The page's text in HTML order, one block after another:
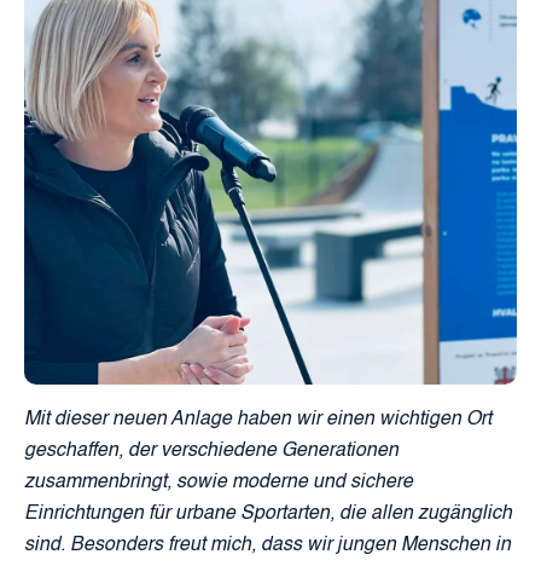
Mit dieser neuen Anlage haben wir einen wichtigen Ort
geschaffen, der verschiedene Generationen
zusammenbringt, sowie moderne und sichere
Einrichtungen für urbane Sportarten, die allen zugänglich
sind. Besonders freut mich, dass wir jungen Menschen in